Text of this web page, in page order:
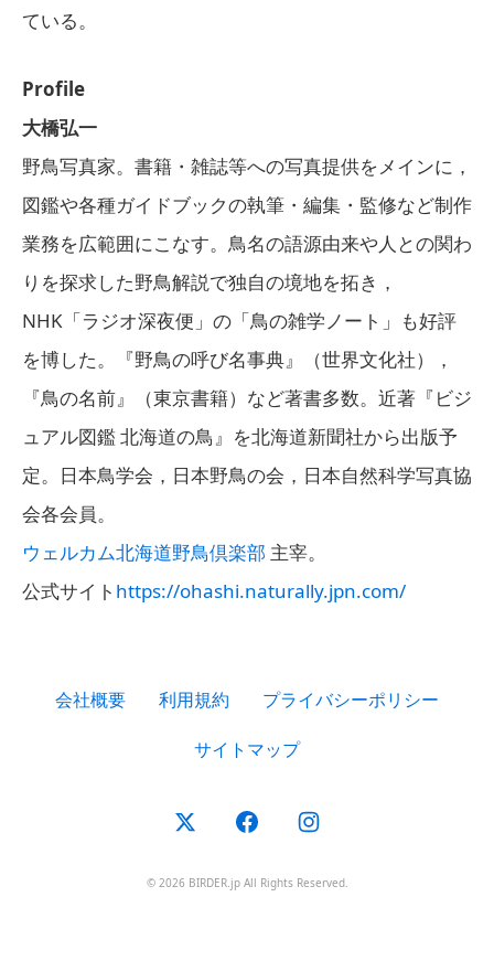
ている。
Profile
大橋弘一
野鳥写真家。書籍・雑誌等への写真提供をメインに，
図鑑や各種ガイドブックの執筆・編集・監修など制作
業務を広範囲にこなす。鳥名の語源由来や人との関わ
りを探求した野鳥解説で独自の境地を拓き，
NHK「ラジオ深夜便」の「鳥の雑学ノート」も好評
を博した。『野鳥の呼び名事典』（世界文化社），
『鳥の名前』（東京書籍）など著書多数。近著『ビジ
ュアル図鑑 北海道の鳥』を北海道新聞社から出版予
定。日本鳥学会，日本野鳥の会，日本自然科学写真協
会各会員。
ウェルカム北海道野鳥倶楽部 主宰。
公式サイト https://ohashi.naturally.jpn.com/
会社概要 利用規約 プライバシーポリシー
サイトマップ
© 2026 BIRDER.jp All Rights Reserved.